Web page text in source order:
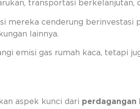
transportasi
mereka cenderung
lainnya.
emisi gas rumah kaca, tetapi
aspek kunci dari perdagangan